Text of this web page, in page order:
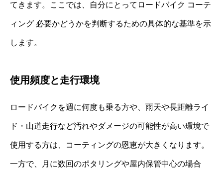
てきます。ここでは、自分にとってロードバイク コーテ
ィング 必要かどうかを判断するための具体的な基準を示
します。
使用頻度と走行環境
ロードバイクを週に何度も乗る方や、雨天や長距離ライ
ド・山道走行など汚れやダメージの可能性が高い環境で
使用する方は、コーティングの恩恵が大きくなります。
一方で、月に数回のポタリングや屋内保管中心の場合